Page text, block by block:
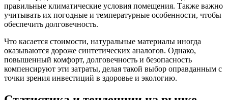
правильные климатические условия помещения. Также важно
учитывать их погодные и температурные особенности, чтобы
обеспечить долговечность.
Что касается стоимости, натуральные материалы иногда
оказываются дороже синтетических аналогов. Однако,
повышенный комфорт, долговечность и безопасность
компенсируют эти затраты, делая такой выбор оправданным с
точки зрения инвестиций в здоровье и экологию.